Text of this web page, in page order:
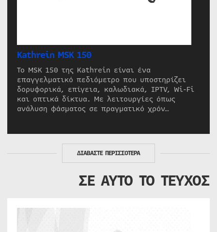
Kathrein MSK 150
Το MSK 150 της Kathrein είναι ένα
επαγγελματικό πεδιόμετρο που υποστηρίζει
δορυφορικά, επίγεια, καλωδιακά, IPTV, Wi-Fi
και οπτικά δίκτυα. Με λειτουργίες όπως
ανάλυση φάσματος σε πραγματικό χρόν…
ΔΙΑΒΑΣΤΕ ΠΕΡΙΣΣΟΤΕΡΑ
ΣΕ ΑΥΤΟ ΤΟ ΤΕΥΧΟΣ